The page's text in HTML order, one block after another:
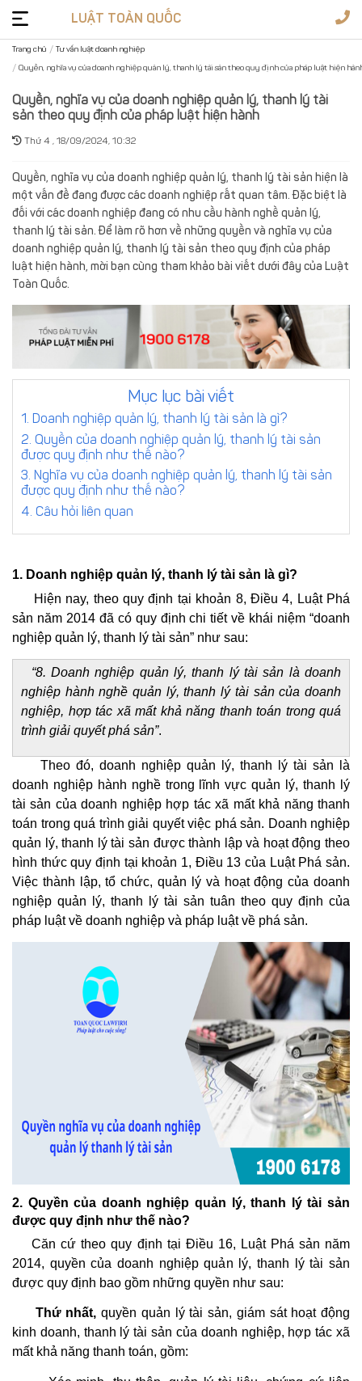
vấn
pháp
luật
Dịch
vụ
phép
Văn
bản
mẫu
1900
6178
câu
trực
đơn/hợp
cầu
báo
giá
dịch
Đặt
lịch
tư
LUẬT TOÀN QUỐC
Trang chủ Tư vấn luật doanh nghiệp
Quyền, nghĩa vụ của doanh nghiệp quản lý, thanh lý tài sản theo quy định của pháp luật hiện
Quyền, nghĩa vụ của doanh nghiệp quản lý, thanh lý tài
sản theo quy định của pháp luật hiện hành
Thứ 4 , 18/09/2024, 10:32
Quyền, nghĩa vụ của doanh nghiệp quản lý, thanh lý tài sản hiện là
một vấn đề đang được các doanh nghiệp rất quan tâm. Đặc biệt là
đối với các doanh nghiệp đang có nhu cầu hành nghề quản lý,
thanh lý tài sản. Để làm rõ hơn về những quyền và nghĩa vụ của
doanh nghiệp quản lý, thanh lý tài sản theo quy định của pháp
luật hiện hành, mời bạn cùng tham khảo bài viết dưới đây của Luật
Toàn Quốc.
Mục lục bài viết
1. Doanh nghiệp quản lý, thanh lý tài sản là gì?
2. Quyền của doanh nghiệp quản lý, thanh lý tài sản
được quy định như thế nào?
3. Nghĩa vụ của doanh nghiệp quản lý, thanh lý tài sản
được quy định như thế nào?
4. Câu hỏi liên quan
1. Doanh nghiệp quản lý, thanh lý tài sản là gì?
Hiện nay, theo quy định tại khoản 8, Điều 4, Luật Phá
sản năm 2014 đã có quy định chi tiết về khái niệm “doanh
nghiệp quản lý, thanh lý tài sản” như sau:
“8. Doanh nghiệp quản lý, thanh lý tài sản là doanh
nghiệp hành nghề quản lý, thanh lý tài sản của doanh
nghiệp, hợp tác xã mất khả năng thanh toán trong quá
trình giải quyết phá sản”.
Theo đó, doanh nghiệp quản lý, thanh lý tài sản là
doanh nghiệp hành nghề trong lĩnh vực quản lý, thanh lý
tài sản của doanh nghiệp hợp tác xã mất khả năng thanh
toán trong quá trình giải quyết việc phá sản. Doanh nghiệp
quản lý, thanh lý tài sản được thành lập và hoạt động theo
hình thức quy định tại khoản 1, Điều 13 của Luật Phá sản.
Việc thành lập, tổ chức, quản lý và hoạt động của doanh
nghiệp quản lý, thanh lý tài sản tuân theo quy định của
pháp luật về doanh nghiệp và pháp luật về phá sản.
2. Quyền của doanh nghiệp quản lý, thanh lý tài sản
được quy định như thế nào?
Căn cứ theo quy định tại Điều 16, Luật Phá sản năm
2014, quyền của doanh nghiệp quản lý, thanh lý tài sản
được quy định bao gồm những quyền như sau:
Thứ nhất,quyền quản lý tài sản, giám sát hoạt động
kinh doanh, thanh lý tài sản của doanh nghiệp, hợp tác xã
mất khả năng thanh toán, gồm: